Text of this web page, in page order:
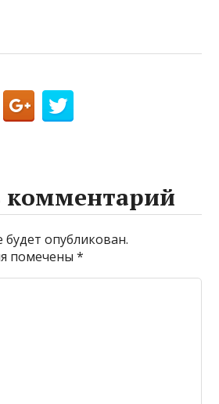
комментарий
опубликован.
помечены*